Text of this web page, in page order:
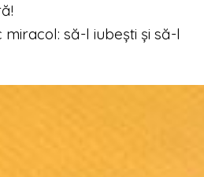
să-l iubești și să-l